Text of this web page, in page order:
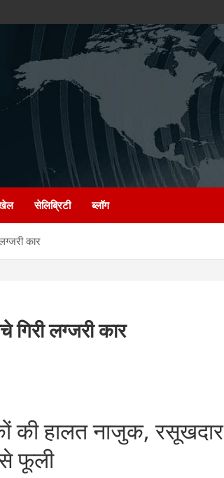
सेलिब्रिटी ब्लॉग
कार
लग्जरी कार
की हालत नाजुक, रसूखदार
फूली